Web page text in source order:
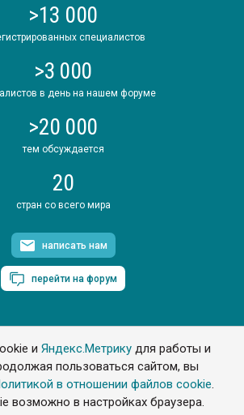
иЯндекс.Метрику для работы и
пользоваться сайтом, вы
в отношении файлов cookie.
возможно в настройках браузера.
>13 000
специалистов
>3 000
в день на нашем форуме
>20 000
тем обсуждается
20
стран со всего мира
написать нам
перейти на форум
© 2006. Все права защищены
материалов сайта с обязательной
ссылкой на www.e-plastic.ru
Разработка сайта